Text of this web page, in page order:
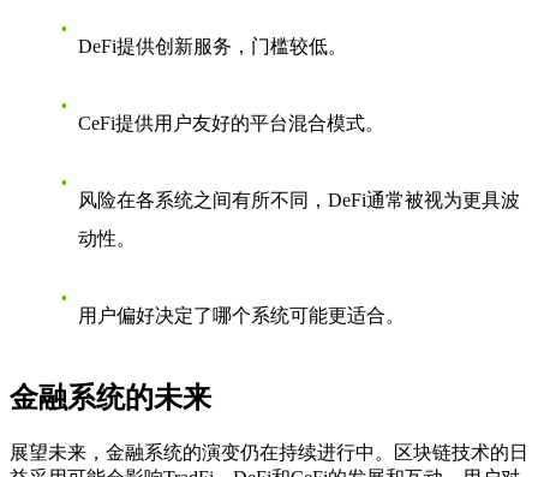
DeFi提供创新服务，门槛较低。
CeFi提供用户友好的平台混合模式。
风险在各系统之间有所不同，DeFi通常被视为更具波
动性。
用户偏好决定了哪个系统可能更适合。
金融系统的未来
展望未来，金融系统的演变仍在持续进行中。区块链技术的日